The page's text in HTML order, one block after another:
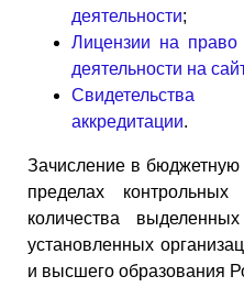
деятельности;
Лицензии на право
деятельности на
аккредитации.
Зачисление в бюджетную
пределах
количества
установленных
и высшего образования